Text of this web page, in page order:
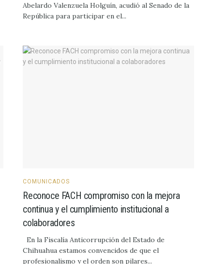
Abelardo Valenzuela Holguín, acudió al Senado de la
República para participar en el...
COMUNICADOS
Reconoce FACH compromiso con la mejora
continua y el cumplimiento institucional a
colaboradores
En la Fiscalía Anticorrupción del Estado de
Chihuahua estamos convencidos de que el
profesionalismo y el orden son pilares...